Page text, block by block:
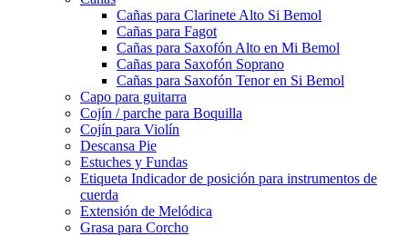
Cañas para Clarinete Alto Si Bemol
Cañas para Fagot
Cañas para Saxofón Alto en Mi Bemol
Cañas para Saxofón Soprano
Cañas para Saxofón Tenor en Si Bemol
Capo para guitarra
Cojín / parche para Boquilla
Cojín para Violín
Descansa Pie
Estuches y Fundas
Etiqueta Indicador de posición para instrumentos de
cuerda
Extensión de Melódica
Grasa para Corcho